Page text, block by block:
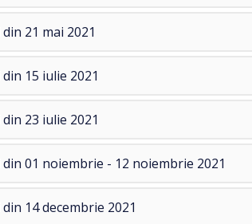
21 mai 2021
15 iulie 2021
23 iulie 2021
01 noiembrie - 12 noiembrie 2021
14 decembrie 2021